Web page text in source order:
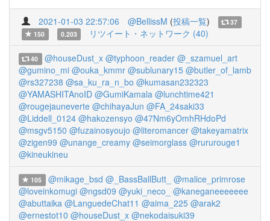
2021-01-03 22:57:06 @BellissM (投稿一覧)
37
150
0.203 リツイート・ネットワーク (40)
40 @houseDust_x @typhoon_reader @_szamuel_art
@gumino_mi @ouka_kmmr @sublunary15 @butler_of_lamb
@rs327238 @sa_ku_ra_n_bo @kumasan232323
@YAMASHITAnoID @GumiKamala @lunchtime421
@rougejauneverte @chihayaJun @FA_24saki33
@Liddell_0124 @hakozensyo @47Nm6yOmhRHdoPd
@msgv5150 @fuzainosyoujo @literomancer @takeyamatrix
@zigen99 @unange_creamy @seimorglass @rururouge1
@kineukineu
105 @mikage_bsd @_BassBallButt_ @malice_primrose
@loveinkomugi @ngsd09 @yuki_neco_
@kaneganeeeeeee
@abuttaika @LanguedeChat11 @aima_225 @arak2
@ernestot10 @houseDust_x @nekodaisuki39